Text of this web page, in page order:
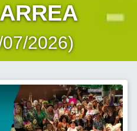
2026)